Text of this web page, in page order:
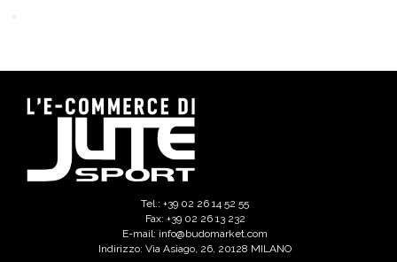
Tel.: +39 02 26 14 52 55
Fax: +39 02 26 13 232
E-mail: info@budomarket.com
Indirizzo: Via Asiago, 26, 20128 MILANO